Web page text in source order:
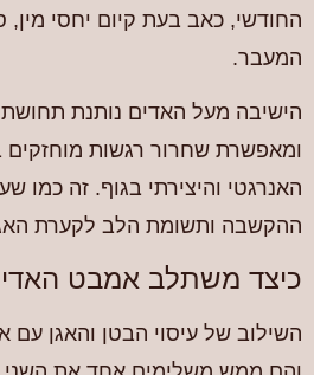
החודשי, כאב בעת קיום יחסי מין,
המעבר.
הישיבה מעל האדים נותנת תחושת
ומאפשרת שחרור רגשות מוחזקים
האנרגטי והיצירתי בגוף. זה כמו
ההקשבה ותשומת הלב לקערת
כיצד משתלב אמבט
השילוב של עיסוי הבטן והאגן